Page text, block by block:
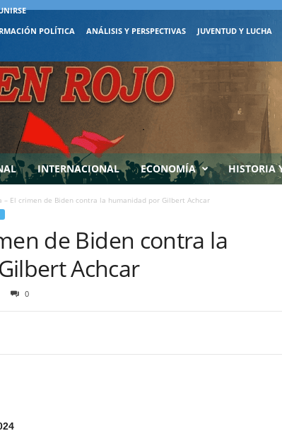
POLÍTICA ANÁLISIS Y PERSPECTIVAS JUVENTUD Y LUCHA
INTERNACIONAL ECONOMÍA HISTORIA
– El crimen de Biden contra la humanidad por Gilbert Achcar
de Biden contra la
Achcar
0